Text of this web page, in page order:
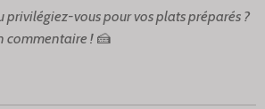
privilégiez-vous pour vos plats préparés ?
commentaire ! 🍰️